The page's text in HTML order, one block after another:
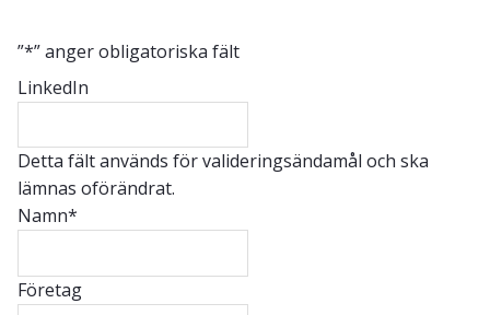
”*” anger obligatoriska fält
LinkedIn
Detta fält används för valideringsändamål och ska
lämnas oförändrat.
Namn*
Företag